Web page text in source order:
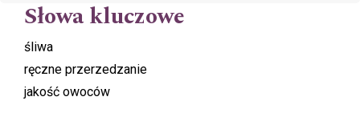
Słowa kluczowe
śliwa
ręczne przerzedzanie
jakość owoców